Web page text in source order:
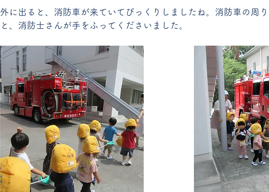
外に出ると、消防車が来ていてびっくりしましたね。消防車の周
と、消防士さんが手をふってくださいました。